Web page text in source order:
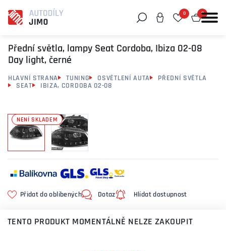
0 0
Přední světla, lampy Seat Cordoba, Ibiza 02-08
Day light, černé
HLAVNÍ STRANA TUNING OSVĚTLENÍ AUTA
PŘEDNÍ SVĚTLA
SEAT
IBIZA, CORDOBA 02-08
NENÍ SKLADEM
Přidat do oblíbených Dotaz Hlídat dostupnost
TENTO PRODUKT MOMENTÁLNĚ NELZE ZAKOUPIT
Můžeme vám pomoci něco najít?